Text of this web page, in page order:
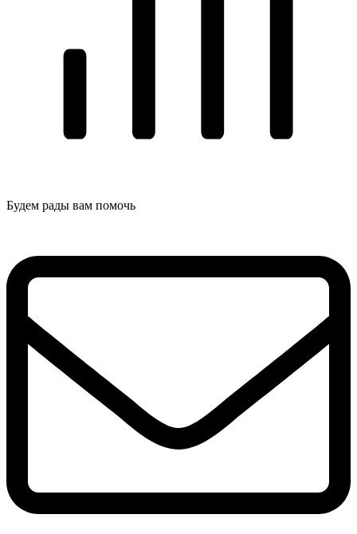
Будем рады вам помочь